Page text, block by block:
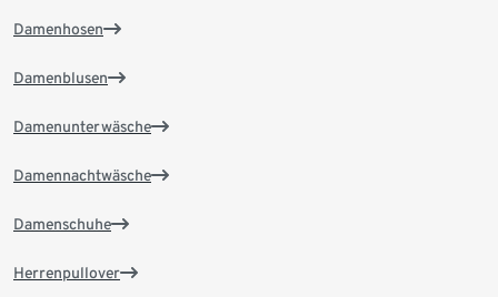
Damenhosen
Damenblusen
Damenunterwäsche
Damennachtwäsche
Damenschuhe
Herrenpullover